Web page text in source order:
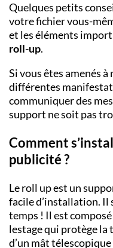
Quelques petits
votre fichier vous-
et les éléments
roll-up.
Si vous êtes amenés
différentes
communiquer des
support ne soit pas
Comment
publicité ?
Le roll up est un
facile d’installation. Il
temps ! Il est composé
lestage qui protège la
d’un mât